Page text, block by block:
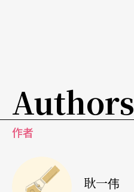
Authors
作者
耿一伟